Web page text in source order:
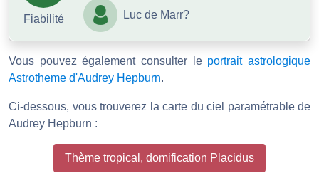
Fiabilité Luc de Marr?
Vous pouvez également consulter le portrait astrologique
Astrotheme d'Audrey Hepburn.
Ci-dessous, vous trouverez la carte du ciel paramétrable de
Audrey Hepburn :
Thème tropical, domification Placidus